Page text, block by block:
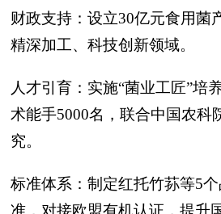
财政支持：设立30亿元食用菌
精深加工、科技创新领域。
人才引育：实施“菌业工匠”培
术能手5000名，联合中国农科
究。
标准体系：制定红托竹荪等5
准，对接欧盟有机认证，提升